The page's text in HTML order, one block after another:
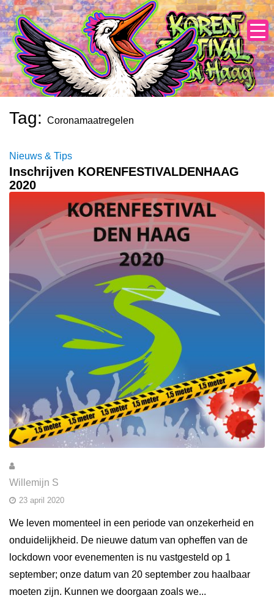
Skip
to
content
Tag: Coronamaatregelen
Nieuws & Tips
Inschrijven KORENFESTIVALDENHAAG
2020
Willemijn S
23 april 2020
We leven momenteel in een periode van onzekerheid en
onduidelijkheid. De nieuwe datum van opheffen van de
lockdown voor evenementen is nu vastgesteld op 1
september; onze datum van 20 september zou haalbaar
moeten zijn. Kunnen we doorgaan zoals we...